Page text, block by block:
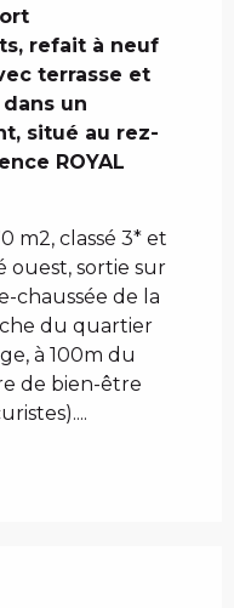
refait à neuf
terrasse et
un
situé au rez-
ROYAL
m2, classé 3* et
ouest, sortie sur
chaussée de la
du quartier
à 100m du
de bien-être